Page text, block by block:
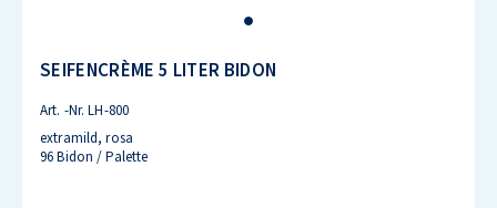
SEIFENCRÈME 5 LITER BIDON
Art. -Nr.LH-800
extramild, rosa
96 Bidon / Palette